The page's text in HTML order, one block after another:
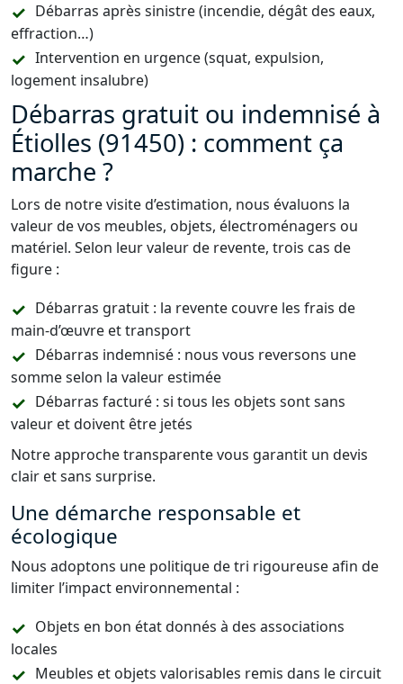
Débarras après sinistre (incendie, dégât des eaux,
effraction…)
Intervention en urgence (squat, expulsion,
logement insalubre)
Débarras gratuit ou indemnisé à
Étiolles (91450) : comment ça
marche ?
Lors de notre visite d’estimation, nous évaluons la
valeur de vos meubles, objets, électroménagers ou
matériel. Selon leur valeur de revente, trois cas de
figure :
Débarras gratuit : la revente couvre les frais de
main-d’œuvre et transport
Débarras indemnisé : nous vous reversons une
somme selon la valeur estimée
Débarras facturé : si tous les objets sont sans
valeur et doivent être jetés
Notre approche transparente vous garantit un devis
clair et sans surprise.
Une démarche responsable et
écologique
Nous adoptons une politique de tri rigoureuse afin de
limiter l’impact environnemental :
Objets en bon état donnés à des associations
locales
Meubles et objets valorisables remis dans le circuit